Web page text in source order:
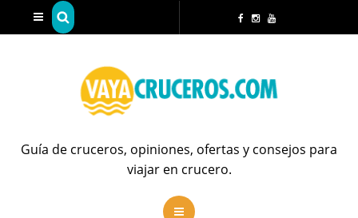
Guía de cruceros, opiniones, ofertas y consejos para
viajar en crucero.